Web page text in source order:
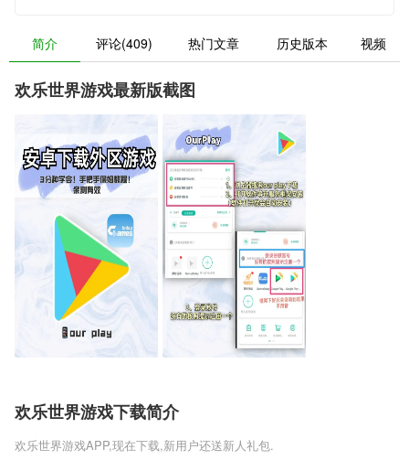
简介 评论(409) 热门文章 历史版本 视频
欢乐世界游戏最新版截图
欢乐世界游戏下载简介
欢乐世界游戏APP,现在下载,新用户还送新人礼包.